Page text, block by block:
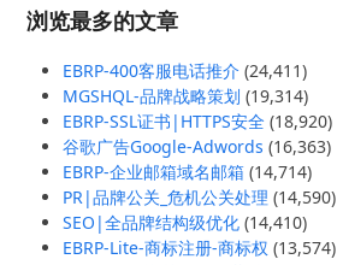
浏览最多的文章
EBRP-400客服电话推介 (24,411)
MGSHQL-品牌战略策划 (19,314)
EBRP-SSL证书|HTTPS安全 (18,920)
谷歌广告Google-Adwords (16,363)
EBRP-企业邮箱域名邮箱 (14,714)
PR|品牌公关_危机公关处理 (14,590)
SEO|全品牌结构级优化 (14,410)
EBRP-Lite-商标注册-商标权 (13,574)